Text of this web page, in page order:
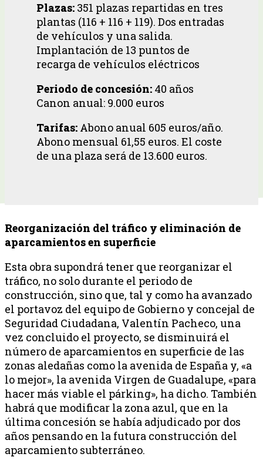
Plazas: 351 plazas repartidas en tres
plantas (116 + 116 + 119). Dos entradas
de vehículos y una salida.
Implantación de 13 puntos de
recarga de vehículos eléctricos
Periodo de concesión: 40 años
Canon anual: 9.000 euros
Tarifas: Abono anual 605 euros/año.
Abono mensual 61,55 euros. El coste
de una plaza será de 13.600 euros.
Reorganización del tráfico y eliminación de
aparcamientos en superficie
Esta obra supondrá tener que reorganizar el
tráfico, no solo durante el periodo de
construcción, sino que, tal y como ha avanzado
el portavoz del equipo de Gobierno y concejal de
Seguridad Ciudadana, Valentín Pacheco, una
vez concluido el proyecto, se disminuirá el
número de aparcamientos en superficie de las
zonas aledañas como la avenida de España y, «a
lo mejor», la avenida Virgen de Guadalupe, «para
hacer más viable el párking», ha dicho. También
habrá que modificar la zona azul, que en la
última concesión se había adjudicado por dos
años pensando en la futura construcción del
aparcamiento subterráneo.